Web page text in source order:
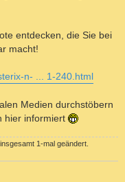
entdecken, die Sie bei
macht!
n- ... 1-240.html
Medien durchstöbern
hier informiert
1-mal geändert.